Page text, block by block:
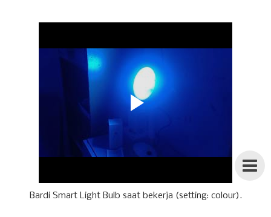
Bardi Smart Light Bulb saat bekerja (setting: colour).